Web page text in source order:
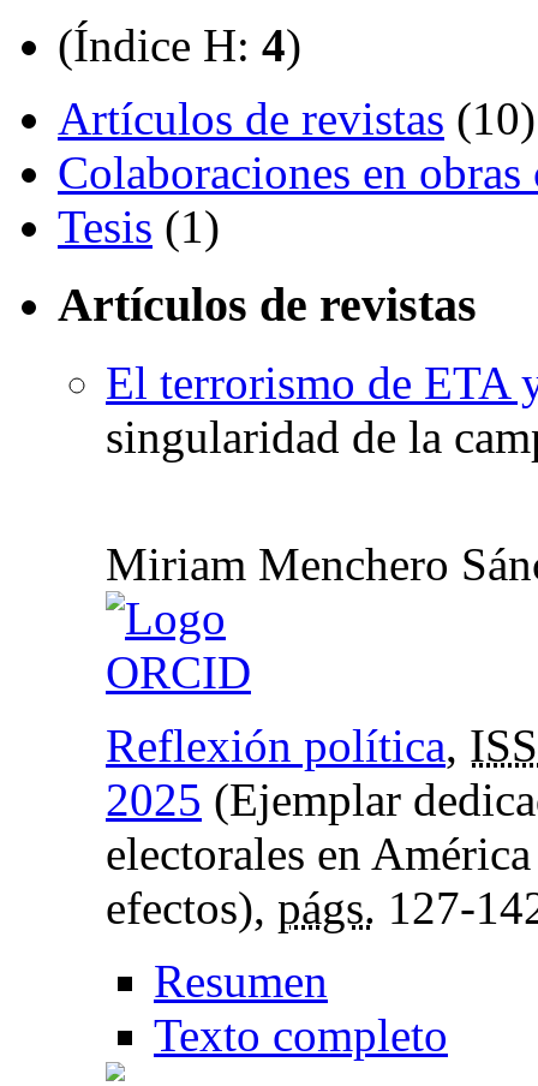
(Índice H: 4)
Artículos de revistas (10)
Colaboraciones en
Tesis (1)
Artículos de revistas
El terrorismo de ETA
singularidad de la
Miriam Menchero
Reflexión política,
2025 (Ejemplar
electorales en
efectos), págs. 127-
Resumen
Texto completo